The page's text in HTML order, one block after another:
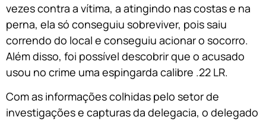
vezes contra a vítima, a atingindo nas costas e na
perna, ela só conseguiu sobreviver, pois saiu
correndo do local e conseguiu acionar o socorro.
Além disso, foi possível descobrir que o acusado
usou no crime uma espingarda calibre .22 LR.
Com as informações colhidas pelo setor de
investigações e capturas da delegacia, o delegado